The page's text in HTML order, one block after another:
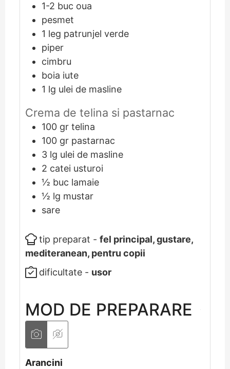
1-2 buc oua
pesmet
1 leg patrunjel verde
piper
cimbru
boia iute
1 lg ulei de masline
Crema de telina si pastarnac
100 gr telina
100 gr pastarnac
3 lg ulei de masline
2 catei usturoi
½ buc lamaie
½ lg mustar
sare
tip preparat -fel principal, gustare,
mediteranean, pentru copii
dificultate - usor
MOD DE PREPARARE
Arancini